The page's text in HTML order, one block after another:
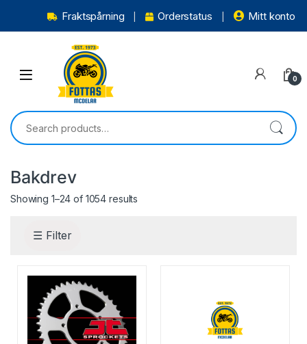
Fraktspårning Orderstatus Mitt konto
0
Bakdrev
Showing 1–24 of 1054 results
☰ Filter